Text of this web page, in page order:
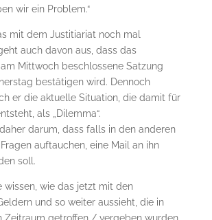
wir ein Problem.“
mit dem Justitiariat noch mal
auch davon aus, dass das
Mittwoch beschlossene Satzung
bestätigen wird. Dennoch
er die aktuelle Situation, die damit für
als „Dilemma“.
darum, dass falls in den anderen
auftauchen, eine Mail an ihn
soll.
wissen, wie das jetzt mit den
und so weiter aussieht, die in